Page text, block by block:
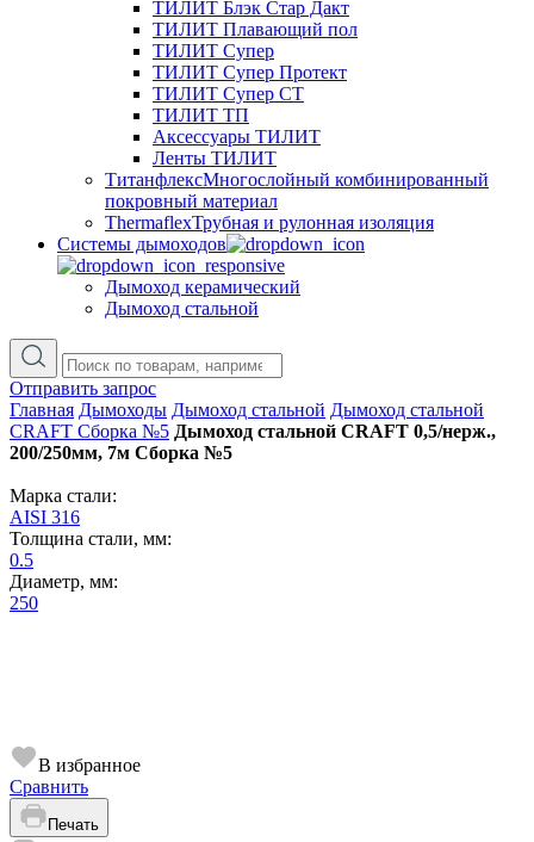
ТИЛИТ Блэк Стар Дакт
ТИЛИТ Плавающий пол
ТИЛИТ Супер
ТИЛИТ Супер Протект
ТИЛИТ Супер СТ
ТИЛИТ ТП
Аксессуары ТИЛИТ
Ленты ТИЛИТ
ТитанфлексМногослойный комбинированный
покровный материал
ThermaflexТрубная и рулонная изоляция
Cистемы дымоходов
Дымоход керамический
Дымоход стальной
Отправить запрос
Главная Дымоходы Дымоход стальной Дымоход стальной
CRAFT Сборка №5 Дымоход стальной CRAFT 0,5/нерж.,
200/250мм, 7м Сборка №5
Марка стали:
AISI 316
Толщина стали, мм:
0.5
Диаметр, мм:
250
В избранное
Сравнить
Печать